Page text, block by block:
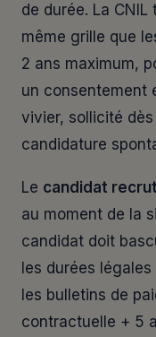
de durée. La
même grille que
2 ans maximum,
un consentement
vivier, sollicité
candidature
Le candidat
au moment de la
candidat doit
les durées
les bulletins de
contractuelle + 5